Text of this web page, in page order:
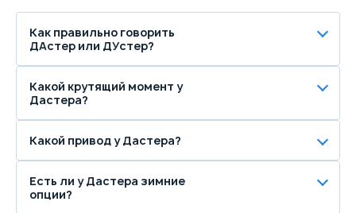
Как правильно говорить
ДАстер или ДУстер?
Какой крутящий момент у
Дастера?
Какой привод у Дастера?
Есть ли у Дастера зимние
опции?